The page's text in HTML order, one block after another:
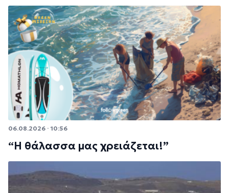
06.08.2026 · 10:56
“Η θάλασσα μας χρειάζεται!”